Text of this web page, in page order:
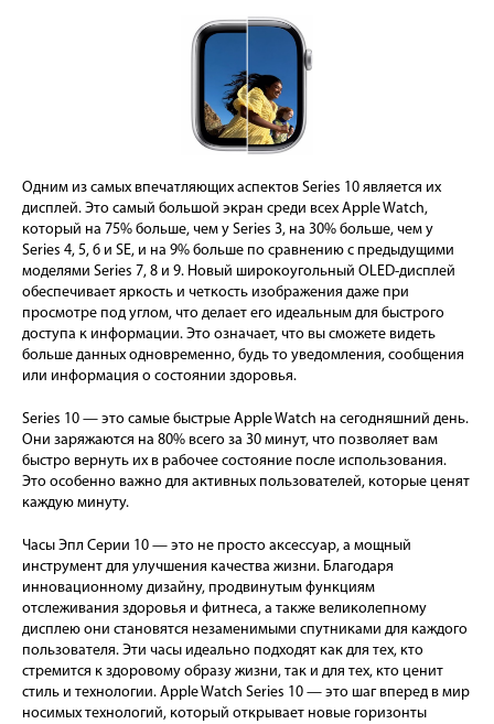
Одним из самых впечатляющих аспектов Series 10 является их
дисплей. Это самый большой экран среди всех Apple Watch,
который на 75% больше, чем у Series 3, на 30% больше, чем у
Series 4, 5, 6 и SE, и на 9% больше по сравнению с предыдущими
моделями Series 7, 8 и 9. Новый широкоугольный OLED-дисплей
обеспечивает яркость и четкость изображения даже при
просмотре под углом, что делает его идеальным для быстрого
доступа к информации. Это означает, что вы сможете видеть
больше данных одновременно, будь то уведомления, сообщения
или информация о состоянии здоровья.
Series 10 — это самые быстрые Apple Watch на сегодняшний день.
Они заряжаются на 80% всего за 30 минут, что позволяет вам
быстро вернуть их в рабочее состояние после использования.
Это особенно важно для активных пользователей, которые ценят
каждую минуту.
Часы Эпл Серии 10 — это не просто аксессуар, а мощный
инструмент для улучшения качества жизни. Благодаря
инновационному дизайну, продвинутым функциям
отслеживания здоровья и фитнеса, а также великолепному
дисплею они становятся незаменимыми спутниками для каждого
пользователя. Эти часы идеально подходят как для тех, кто
стремится к здоровому образу жизни, так и для тех, кто ценит
стиль и технологии. Apple Watch Series 10 — это шаг вперед в мир
носимых технологий, который открывает новые горизонты